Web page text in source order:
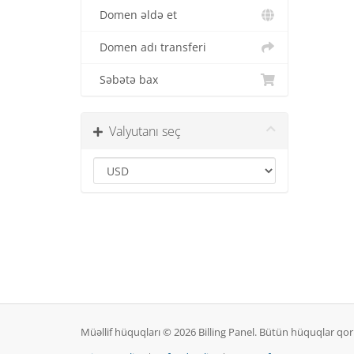
Domen əldə et
Domen adı transferi
Səbətə bax
Valyutanı seç
Müəllif hüquqları © 2026 Billing Panel. Bütün hüquqlar